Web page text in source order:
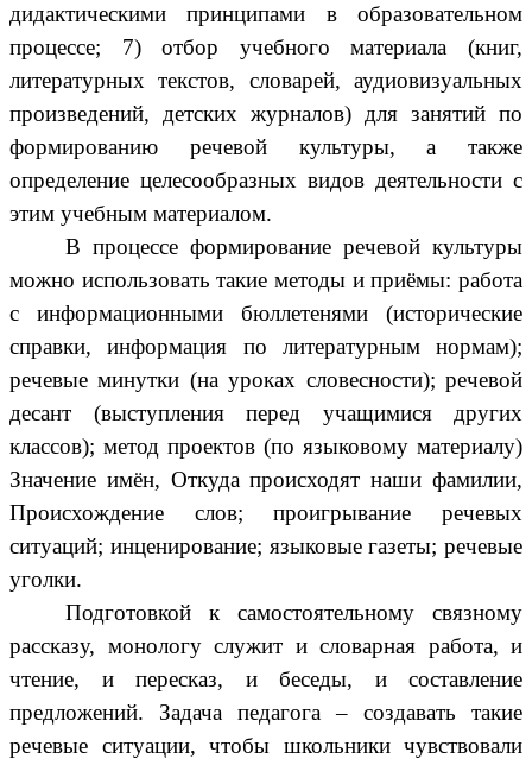
дидактическими принципами в образовательном
процессе; 7) отбор учебного материала (книг,
литературных текстов, словарей, аудиовизуальных
произведений, детских журналов) для занятий по
формированию речевой культуры, а также
определение целесообразных видов деятельности с
этим учебным материалом.
В процессе формирование речевой культуры
можно использовать такие методы и приёмы: работа
с информационными бюллетенями (исторические
справки, информация по литературным нормам);
речевые минутки (на уроках словесности); речевой
десант (выступления перед учащимися других
классов); метод проектов (по языковому материалу)
Значение имён, Откуда происходят наши фамилии,
Происхождение слов; проигрывание речевых
ситуаций; инценирование; языковые газеты; речевые
уголки.
Подготовкой к самостоятельному связному
рассказу, монологу служит и словарная работа, и
чтение, и пересказ, и беседы, и составление
предложений. Задача педагога – создавать такие
речевые ситуации, чтобы школьники чувствовали